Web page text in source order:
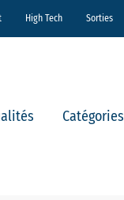
High Tech Sorties
Catégories